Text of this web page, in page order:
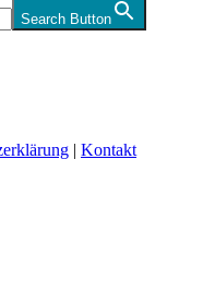
Search Button
| Kontakt